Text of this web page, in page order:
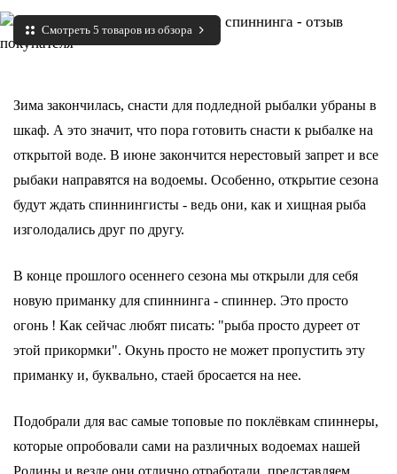
Смотреть 5 товаров из обзора
Зима закончилась, снасти для подледной рыбалки убраны в
шкаф. А это значит, что пора готовить снасти к рыбалке на
открытой воде. В июне закончится нерестовый запрет и все
рыбаки направятся на водоемы. Особенно, открытие сезона
будут ждать спиннингисты - ведь они, как и хищная рыба
изголодались друг по другу.
В конце прошлого осеннего сезона мы открыли для себя
новую приманку для спиннинга - спиннер. Это просто
огонь ! Как сейчас любят писать: "рыба просто дуреет от
этой прикормки". Окунь просто не может пропустить эту
приманку и, буквально, стаей бросается на нее.
Подобрали для вас самые топовые по поклёвкам спиннеры,
которые опробовали сами на различных водоемах нашей
Родины и везде они отлично отработали, представляем